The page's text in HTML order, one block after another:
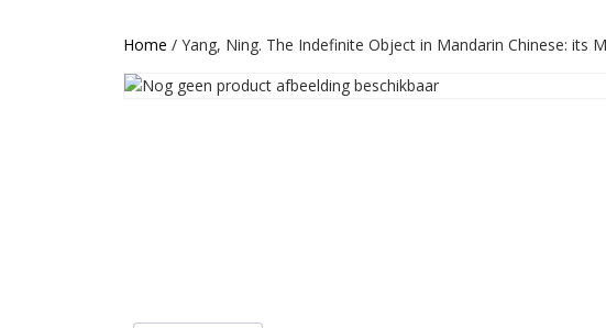
Home / Yang, Ning. The Indefinite Object in Mandarin Chinese: its